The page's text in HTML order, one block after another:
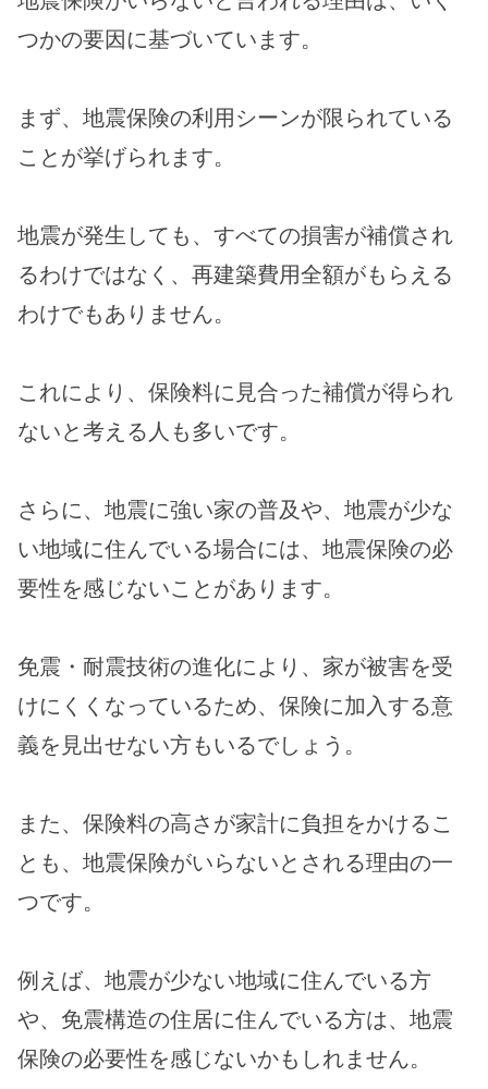
つかの要因に基づいています。
まず、地震保険の利用シーンが限られている
ことが挙げられます。
地震が発生しても、すべての損害が補償され
るわけではなく、再建築費用全額がもらえる
わけでもありません。
これにより、保険料に見合った補償が得られ
ないと考える人も多いです。
さらに、地震に強い家の普及や、地震が少な
い地域に住んでいる場合には、地震保険の必
要性を感じないことがあります。
免震・耐震技術の進化により、家が被害を受
けにくくなっているため、保険に加入する意
義を見出せない方もいるでしょう。
また、保険料の高さが家計に負担をかけるこ
とも、地震保険がいらないとされる理由の一
つです。
例えば、地震が少ない地域に住んでいる方
や、免震構造の住居に住んでいる方は、地震
保険の必要性を感じないかもしれません。